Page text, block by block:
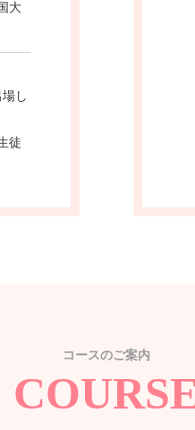
大
し
徒
コースのご案内